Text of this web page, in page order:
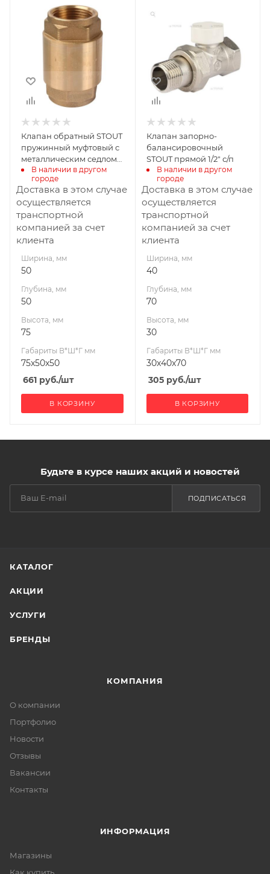
Ширина, мм
Глубина, мм
Высота, мм
75
Габариты В*Ш*Г мм
Клапан обратный STOUT
пружинный муфтовый с
металлическим седлом
1" с/пВ наличии в другом
городе
Доставка в этом случае
осуществляется
транспортной
компанией за счет
клиента
Ширина, мм
50
Глубина, мм
50
Высота, мм
75
Габариты В*Ш*Г мм
75x50x50
661 руб./шт
В КОРЗИНУ
Высота, мм
30
Габариты В*Ш*Г мм
Клапан запорно-
балансировочный
STOUT прямой 1/2" с/п
В наличии в другом
городе
Доставка в этом случае
осуществляется
транспортной
компанией за счет
клиента
Ширина, мм
40
Глубина, мм
70
Высота, мм
30
Габариты В*Ш*Г мм
30x40x70
305руб./шт
В КОРЗИНУ
Будьте в курсе наших акций и новостей
ПОДПИСАТЬСЯ
КАТАЛОГ
АКЦИИ
УСЛУГИ
БРЕНДЫ
КОМПАНИЯ
О компании
Портфолио
Новости
Отзывы
Вакансии
Контакты
ИНФОРМАЦИЯ
Магазины